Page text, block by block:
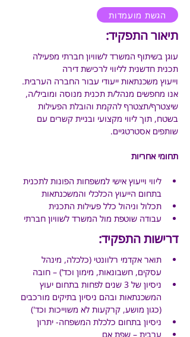
הגשת מועמדות
תיאור התפקיד:
עוגן בשיתוף המשרד לשוויון חברתי מפעילה
תכנית חדשנית לליווי לרכישת דירה
וייעוץ משכנתאות ייעודי עבור החברה הערבית.
אנו מחפשים מנהל/ת תכנית מנוסה ומוביל/ה,
שיצטרף/תצטרף להקמת והובלת הפעילות
בשטח, תוך ליווי מקצועי ובניית קשרים עם
שותפים אסטרטגיים.
תחומי אחריות
ליווי וייעוץ אישי למשפחות הפונות לתכנית
בתחום הייעוץ הכלכלי והמשכנתאות
תכלול וניהול כלל פעילות התכנית
עבודה שוטפת מול המשרד לשוויון חברתי
דרישות התפקיד:
תואר אקדמי רלוונטי (כלכלה, מינהל
עסקים, חשבונאות, מימון וכד’) – חובה
ניסיון של 3 שנים לפחות בתחום יעוץ
המשכנתאות ובהם ניסיון בתיקים מורכבים
(כגון מושע, קרקעות לא משוייכות וכד')
ניסיון בתחום כלכלת המשפחה- יתרון
ערבית – שפת אם